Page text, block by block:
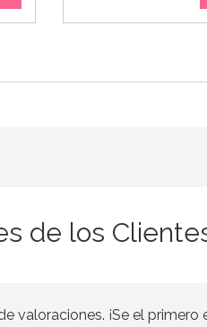
de los
valoraciones. ¡Se el primero